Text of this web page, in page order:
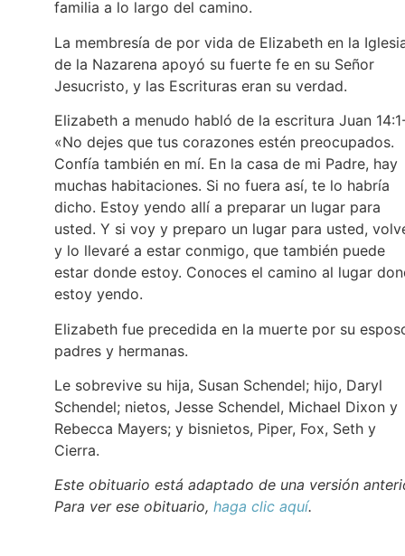
familia a lo largo del camino.
La membresía de por vida de Elizabeth en la
de la Nazarena apoyó su fuerte fe en su Señor
Jesucristo, y las Escrituras eran su verdad.
Elizabeth a menudo habló de la escritura Juan
«No dejes que tus corazones estén preocupados.
Confía también en mí. En la casa de mi Padre, hay
muchas habitaciones. Si no fuera así, te lo habría
dicho. Estoy yendo allí a preparar un lugar para
usted. Y si voy y preparo un lugar para usted,
y lo llevaré a estar conmigo, que también puede
estar donde estoy. Conoces el camino al lugar
estoy yendo.
Elizabeth fue precedida en la muerte por su
padres y hermanas.
Le sobrevive su hija, Susan Schendel; hijo, Daryl
Schendel; nietos, Jesse Schendel, Michael Dixon y
Rebecca Mayers; y bisnietos, Piper, Fox, Seth y
Cierra.
Este obituario está adaptado de una versión
Para ver ese obituario, haga clic aquí.